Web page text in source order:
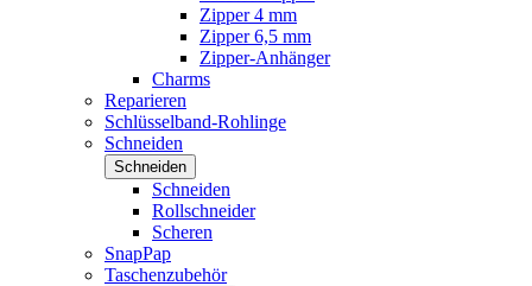
Zipper 4 mm
Zipper 6,5 mm
Zipper-Anhänger
Charms
Reparieren
Schlüsselband-Rohlinge
Schneiden
Schneiden
Schneiden
Rollschneider
Scheren
SnapPap
Taschenzubehör